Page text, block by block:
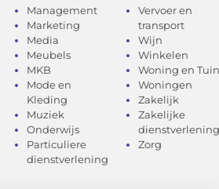
Management
Marketing
Media
Meubels
MKB
Mode en
Kleding
Muziek
Onderwijs
Particuliere
dienstverlening
Vervoer en
transport
Wijn
Winkelen
Woning en Tuin
Woningen
Zakelijk
Zakelijke
dienstverlening
Zorg